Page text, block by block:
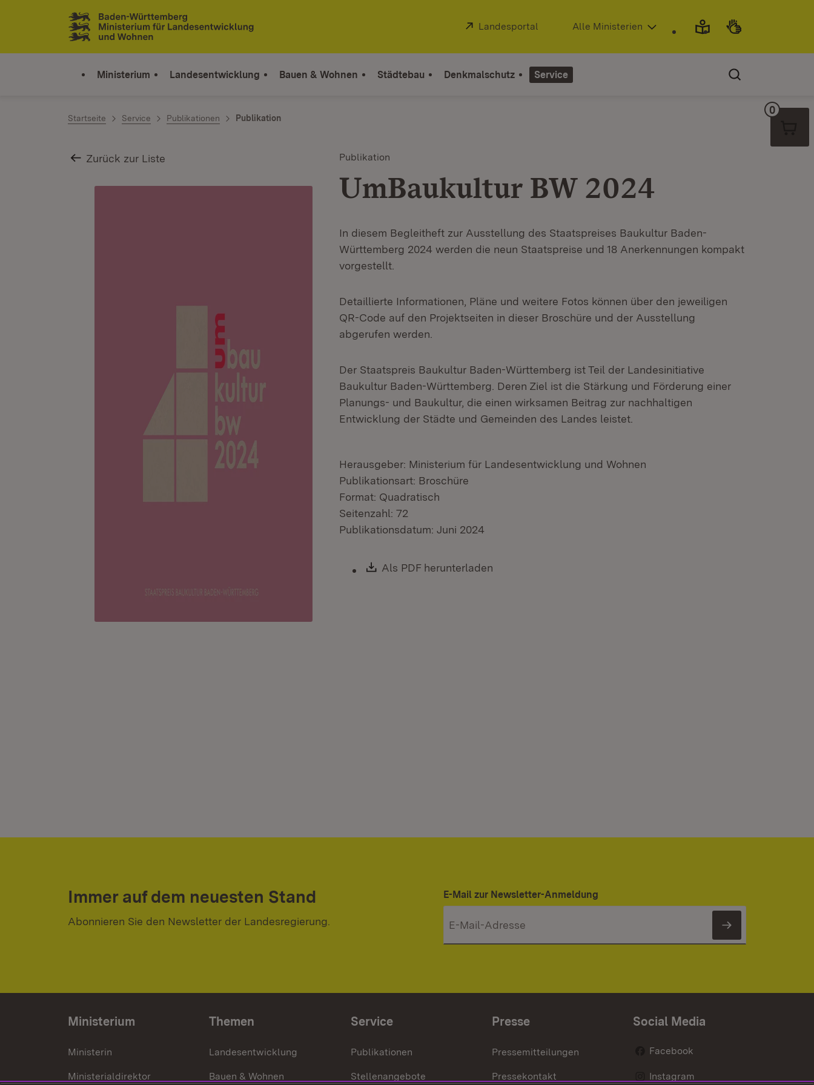
Zum Inhalt springen
Link zur Startseite
Extern:
Landesportal (Öffnet in neuem Fenster)
Alle Ministerien
Ministerium Landesentwicklung Bauen & Wohnen Städtebau Denkmalschutz Service
Startseite Service Publikationen Publikation
Zurück zur Liste Publikation
UmBaukultur BW 2024
In diesem Begleitheft zur Ausstellung des Staatspreises Baukultur Baden-
Württemberg 2024 werden die neun Staatspreise und 18 Anerkennungen kompakt
vorgestellt.
Detaillierte Informationen, Pläne und weitere Fotos können über den jeweiligen
QR-Code auf den Projektseiten in dieser Broschüre und der Ausstellung
abgerufen werden.
Der Staatspreis Baukultur Baden-Württemberg ist Teil der Landesinitiative
Baukultur Baden-Württemberg. Deren Ziel ist die Stärkung und Förderung einer
Planungs- und Baukultur, die einen wirksamen Beitrag zur nachhaltigen
Entwicklung der Städte und Gemeinden des Landes leistet.
Herausgeber: Ministerium für Landesentwicklung und Wohnen
Publikationsart: Broschüre
Format: Quadratisch
Seitenzahl: 72
Publikationsdatum: Juni 2024
Download:
Als PDF herunterladen
0
Immer auf dem neuesten Stand
Abonnieren Sie den Newsletter der Landesregierung.
E-Mail zur Newsletter-Anmeldung
Newsletter
Ministerium
Ministerin
Ministerialdirektor
Themen
Landesentwicklung
Bauen & Wohnen
Service
Publikationen
Stellenangebote
Presse
Pressemitteilungen
Pressekontakt
Social Media
Facebook
Instagram